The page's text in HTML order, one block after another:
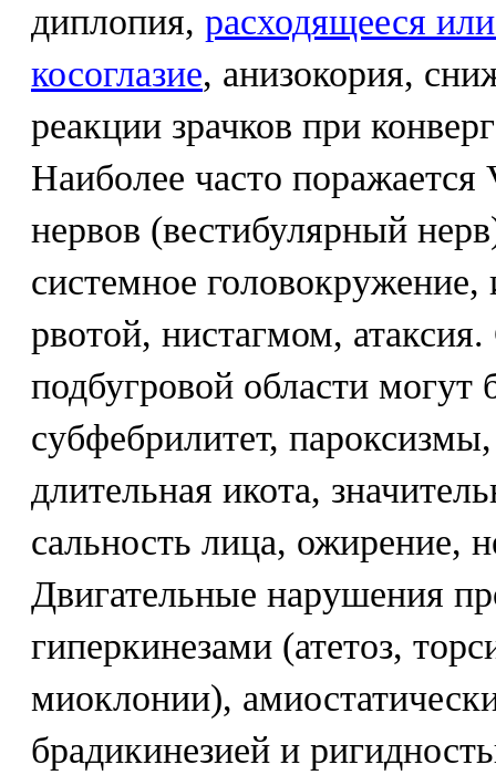
диплопия, расходящееся
косоглазие, анизокория,
реакции зрачков при
Наиболее часто
нервов (вестибулярный
системное головокружение,
рвотой, нистагмом,
подбугровой области могут
субфебрилитет,
длительная икота,
сальность лица, ожирение,
Двигательные нарушения
гиперкинезами (атетоз,
миоклонии),
брадикинезией и